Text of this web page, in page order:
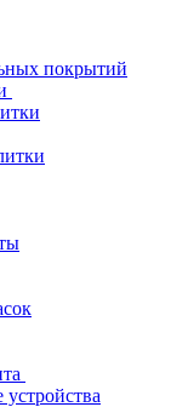
покрытий